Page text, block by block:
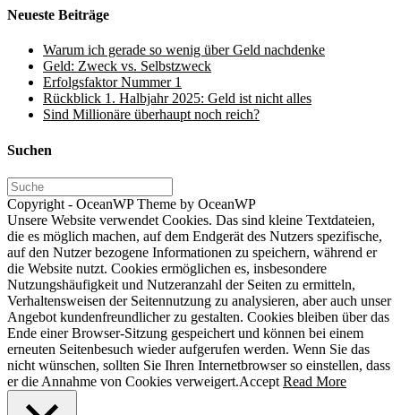
Neueste Beiträge
Warum ich gerade so wenig über Geld nachdenke
Geld: Zweck vs. Selbstzweck
Erfolgsfaktor Nummer 1
Rückblick 1. Halbjahr 2025: Geld ist nicht alles
Sind Millionäre überhaupt noch reich?
Suchen
Copyright - OceanWP Theme by OceanWP
Unsere Website verwendet Cookies. Das sind kleine Textdateien,
die es möglich machen, auf dem Endgerät des Nutzers spezifische,
auf den Nutzer bezogene Informationen zu speichern, während er
die Website nutzt. Cookies ermöglichen es, insbesondere
Nutzungshäufigkeit und Nutzeranzahl der Seiten zu ermitteln,
Verhaltensweisen der Seitennutzung zu analysieren, aber auch unser
Angebot kundenfreundlicher zu gestalten. Cookies bleiben über das
Ende einer Browser-Sitzung gespeichert und können bei einem
erneuten Seitenbesuch wieder aufgerufen werden. Wenn Sie das
nicht wünschen, sollten Sie Ihren Internetbrowser so einstellen, dass
er die Annahme von Cookies verweigert.Accept Read More